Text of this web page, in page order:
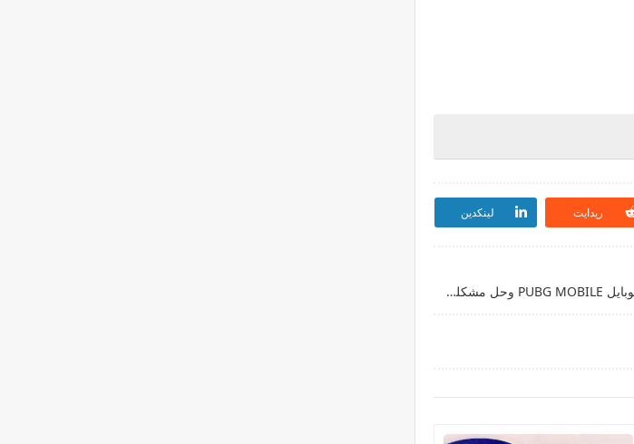
ريدايت لينكدين
تعديل اعدادات ببجي موبايل PUBG MOBILE وحل مشكلة التعليق